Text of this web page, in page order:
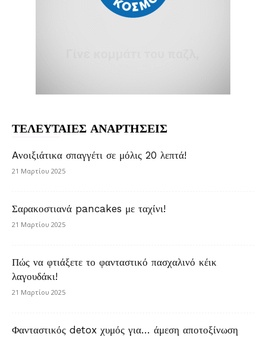
ΤΕΛΕΥΤΑΙΕΣ ΑΝΑΡΤΗΣΕΙΣ
Aνοιξιάτικα σπαγγέτι σε μόλις 20 λεπτά!
21 Μαρτίου 2025
Σαρακοστιανά pancakes με ταχίνι!
21 Μαρτίου 2025
Πώς να φτιάξετε το φανταστικό πασχαλινό κέικ
λαγουδάκι!
21 Μαρτίου 2025
Φανταστικός detox χυμός για… άμεση αποτοξίνωση